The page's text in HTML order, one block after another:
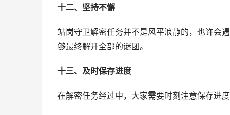
十二、坚持不懈
站岗守卫解密任务并不是风平浪静的，也许会
够最终解开全部的谜团。
十三、及时保存进度
在解密任务经过中，大家需要时刻注意保存进